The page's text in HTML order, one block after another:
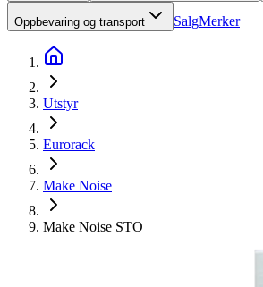
Oppbevaring og transport SalgMerker
Utstyr
Eurorack
Make Noise
Make Noise STO